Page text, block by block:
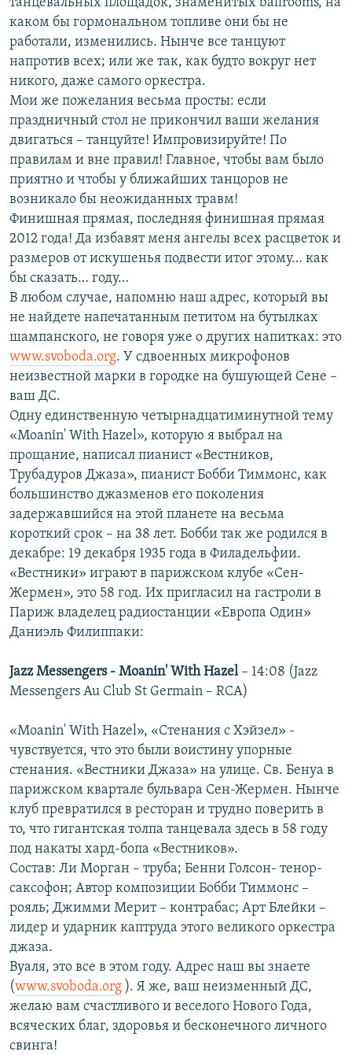
танцевальных площадок, знаменитых ballrooms, на
каком бы гормональном топливе они бы не
работали, изменились. Нынче все танцуют
напротив всех; или же так, как будто вокруг нет
никого, даже самого оркестра.
Мои же пожелания весьма просты: если
праздничный стол не прикончил ваши желания
двигаться – танцуйте! Импровизируйте! По
правилам и вне правил! Главное, чтобы вам было
приятно и чтобы у ближайших танцоров не
возникало бы неожиданных травм!
Финишная прямая, последняя финишная прямая
2012 года! Да избавят меня ангелы всех расцветок и
размеров от искушенья подвести итог этому… как
бы сказать… году…
В любом случае, напомню наш адрес, который вы
не найдете напечатанным петитом на бутылках
шампанского, не говоря уже о других напитках: это
www.svoboda.org. У сдвоенных микрофонов
неизвестной марки в городке на бушующей Сене –
ваш ДС.
Одну единственную четырнадцатиминутной тему
«Moanin' With Hazel», которую я выбрал на
прощание, написал пианист «Вестников,
Трубадуров Джаза», пианист Бобби Тиммонс, как
большинство джазменов его поколения
задержавшийся на этой планете на весьма
короткий срок – на 38 лет. Бобби так же родился в
декабре: 19 декабря 1935 года в Филадельфии.
«Вестники» играют в парижском клубе «Сен-
Жермен», это 58 год. Их пригласил на гастроли в
Париж владелец радиостанции «Европа Один»
Даниэль Филиппаки:
Jazz Messengers - Moanin' With Hazel– 14:08 (Jazz
Messengers Au Club St Germain – RCA)
«Moanin' With Hazel», «Стенания с Хэйзел» -
чувствуется, что это были воистину упорные
стенания. «Вестники Джаза» на улице. Св. Бенуа в
парижском квартале бульвара Сен-Жермен. Нынче
клуб превратился в ресторан и трудно поверить в
то, что гигантская толпа танцевала здесь в 58 году
под накаты хард-бопа «Вестников».
Состав: Ли Морган – труба; Бенни Голсон- тенор-
саксофон; Автор композиции Бобби Тиммонс –
рояль; Джимми Мерит – контрабас; Арт Блейки –
лидер и ударник каптруда этого великого оркестра
джаза.
Вуаля, это все в этом году. Адрес наш вы знаете
(www.svoboda.org ). Я же, ваш неизменный ДС,
желаю вам счастливого и веселого Нового Года,
всяческих благ, здоровья и бесконечного личного
свинга!